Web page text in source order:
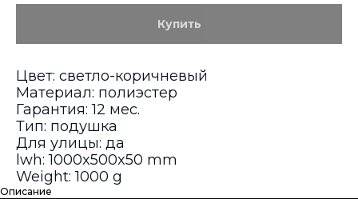
Купить
Цвет: светло-коричневый
Материал: полиэстер
Гарантия: 12 мес.
Тип: подушка
Для улицы: да
lwh: 1000x500x50 mm
Weight: 1000 g
Описание